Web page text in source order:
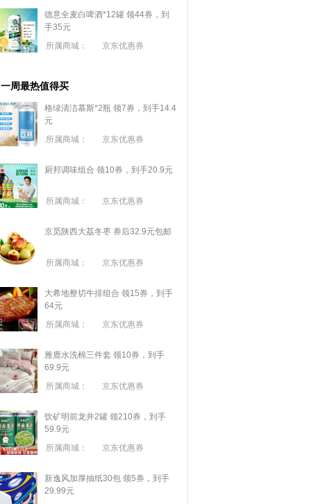
德意全麦白啤酒*12罐 领44券，到
手35元
所属商城：
京东优惠券
一周最热值得买
格绿清洁慕斯*2瓶 领7券，到手14.4
元
所属商城：
京东优惠券
厨邦调味组合 领10券，到手20.9元
所属商城： 京东优惠券
京觅陕西大荔冬枣 券后32.9元包邮
所属商城： 京东优惠券
大希地整切牛排组合 领15券，到手
64元
所属商城：
京东优惠券
雅鹿水洗棉三件套 领10券，到手
69.9元
所属商城：
京东优惠券
饮矿明前龙井2罐 领210券，到手
59.9元
所属商城：
京东优惠券
新逸风加厚抽纸30包 领5券，到手
29.99元